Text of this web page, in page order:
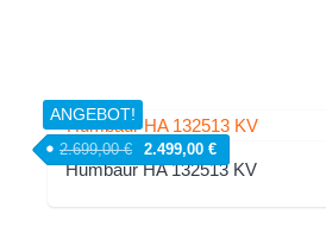
ANGEBOT!
Humbaur HA 132513 KV
2.699,00€ Ursprünglicher Preis war:
2.499,00€Aktueller Preis